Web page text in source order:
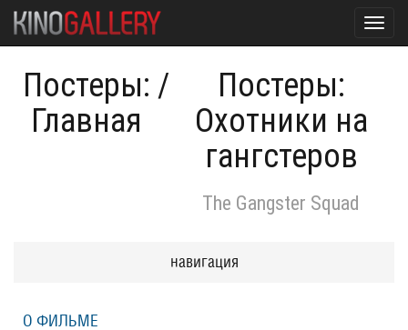
Постеры:
Главная
/
Постеры:
Охотники на
гангстеров
The Gangster Squad
навигация
О ФИЛЬМЕ